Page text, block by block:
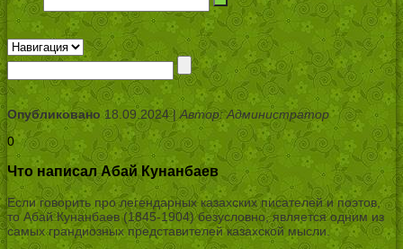
Опубликовано18.09.2024 |Автор: Администратор
0
Что написал Абай Кунанбаев
Если говорить про легендарных казахских писателей и поэтов,
то Абай Кунанбаев (1845-1904) безусловно, является одним из
самых грандиозных представителей казахской мысли.